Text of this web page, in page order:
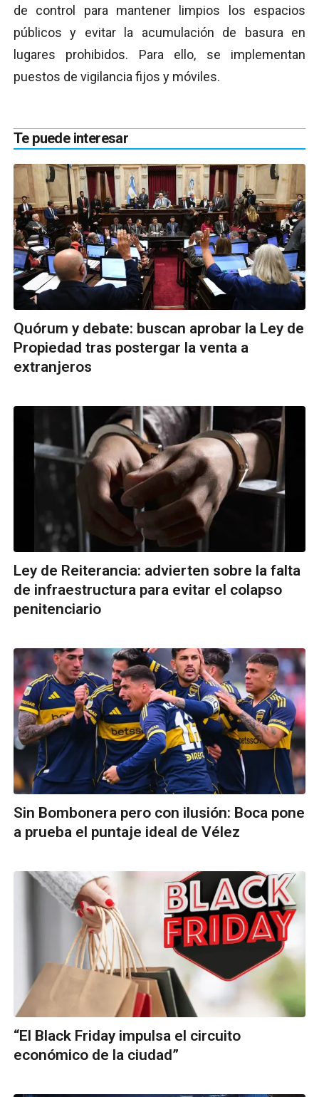
de control para mantener limpios los espacios
públicos y evitar la acumulación de basura en
lugares prohibidos. Para ello, se implementan
puestos de vigilancia fijos y móviles.
Te puede interesar
Quórum y debate: buscan aprobar la Ley de
Propiedad tras postergar la venta a
extranjeros
Ley de Reiterancia: advierten sobre la falta
de infraestructura para evitar el colapso
penitenciario
Sin Bombonera pero con ilusión: Boca pone
a prueba el puntaje ideal de Vélez
“El Black Friday impulsa el circuito
económico de la ciudad”